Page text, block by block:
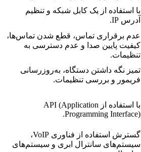
با استفاده از یک کابل شبکه و تنظیم
آدرس IP.
عدم برقراری تماس، قطع شدن تماس‌ها،
کیفیت پایین صدا و عدم دسترسی به
تنظیمات.
تمیز نگه داشتن دستگاه، به‌روزرسانی
فریمور و بررسی تنظیمات.
با استفاده از API (Application
Programming Interface).
گسترش استفاده از فناوری VoIP،
سیستم‌های سانترال ابری و سیستم‌های